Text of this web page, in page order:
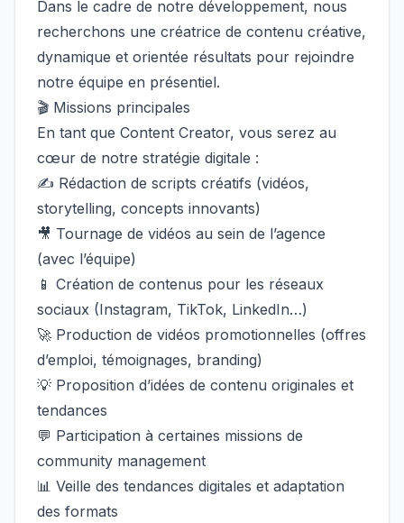
Dans le cadre de notre développement, nous
recherchons une créatrice de contenu créative,
dynamique et orientée résultats pour rejoindre
notre équipe en présentiel.
🎬 Missions principales
En tant que Content Creator, vous serez au
cœur de notre stratégie digitale :
✍️ Rédaction de scripts créatifs (vidéos,
storytelling, concepts innovants)
🎥 Tournage de vidéos au sein de l’agence
(avec l’équipe)
📱 Création de contenus pour les réseaux
sociaux (Instagram, TikTok, LinkedIn…)
🚀 Production de vidéos promotionnelles (offres
d’emploi, témoignages, branding)
💡 Proposition d’idées de contenu originales et
tendances
💬 Participation à certaines missions de
community management
📊 Veille des tendances digitales et adaptation
des formats